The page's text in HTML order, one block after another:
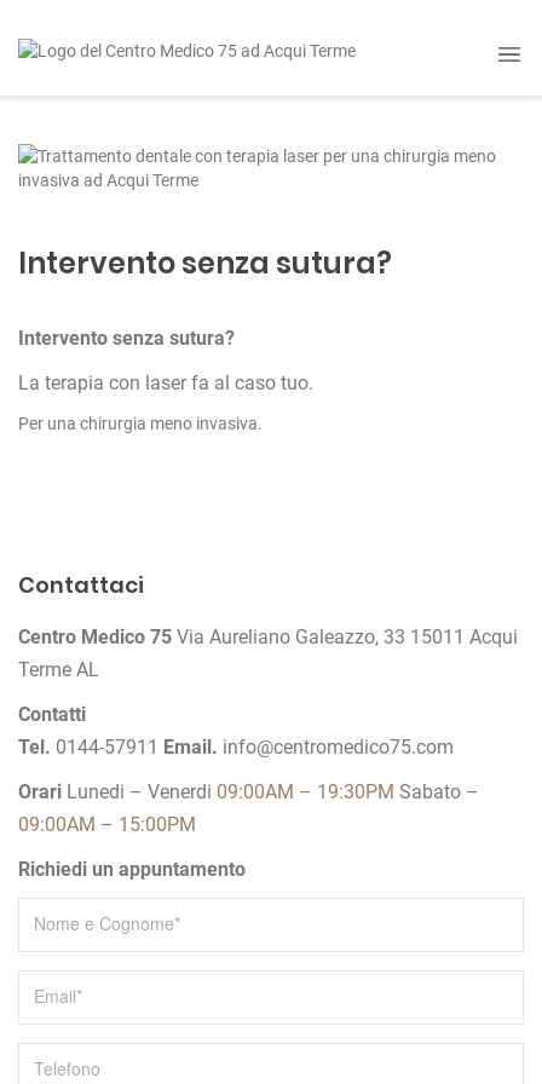
Intervento senza sutura?
Intervento senza sutura?
La terapia con laser fa al caso tuo.
Per una chirurgia meno invasiva.
v
g
a
z
i
o
n
e
a
r
t
i
c
Contattaci
Centro Medico 75 Via Aureliano Galeazzo, 33 15011 Acqui
Terme AL
Contatti
Tel. 0144-57911 Email. info@centromedico75.com
Orari Lunedi – Venerdi 09:00AM – 19:30PM Sabato –
09:00AM – 15:00PM
Richiedi un appuntamento